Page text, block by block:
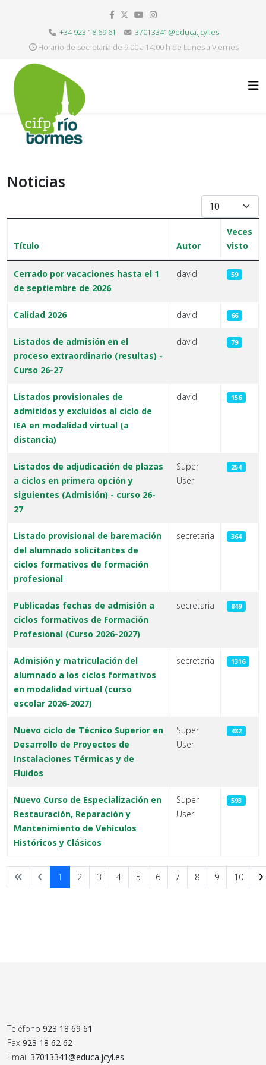
+34 923 18 69 61
37013341@educa.jcyl.es
Horario de secretaría de 9:00 a 14:00 h de Lunes a Viernes
Noticias
Cantidad
Título Autor
Veces
visto
Cerrado por vacaciones hasta el 1
de septiembre de 2026
david 59
Calidad 2026 david 66
Listados de admisión en el
proceso extraordinario (resultas) -
Curso 26-27
david 79
Listados provisionales de
admitidos y excluidos al ciclo de
IEA en modalidad virtual (a
distancia)
david 156
Listados de adjudicación de plazas
a ciclos en primera opción y
siguientes (Admisión) - curso 26-
27
Super
User
254
Listado provisional de baremación
del alumnado solicitantes de
ciclos formativos de formación
profesional
secretaria 364
Publicadas fechas de admisión a
ciclos formativos de Formación
Profesional (Curso 2026-2027)
secretaria 849
Admisión y matriculación del
alumnado a los ciclos formativos
en modalidad virtual (curso
escolar 2026-2027)
secretaria 1316
Nuevo ciclo de Técnico Superior en
Desarrollo de Proyectos de
Instalaciones Térmicas y de
Fluidos
Super
User
482
Nuevo Curso de Especialización en
Restauración, Reparación y
Mantenimiento de Vehículos
Históricos y Clásicos
Super
User
593
Página 1 de 10
1 2 3 4 5 6 7 8 9 10
Teléfono 923 18 69 61
Fax 923 18 62 62
Email 37013341@educa.jcyl.es